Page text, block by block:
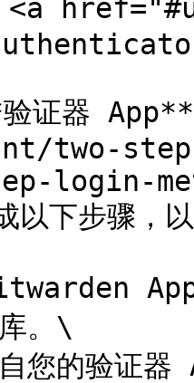
<a
证器
two-
login-
下步骤，
。\
您的验证